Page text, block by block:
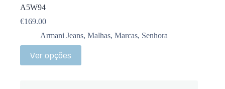
A5W94
€169.00
Armani Jeans, Malhas, Marcas, Senhora
Ver opções